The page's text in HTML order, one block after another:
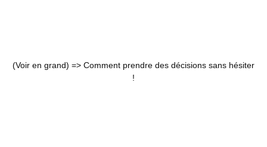
(Voir en grand) => Comment prendre des décisions sans hésiter
!